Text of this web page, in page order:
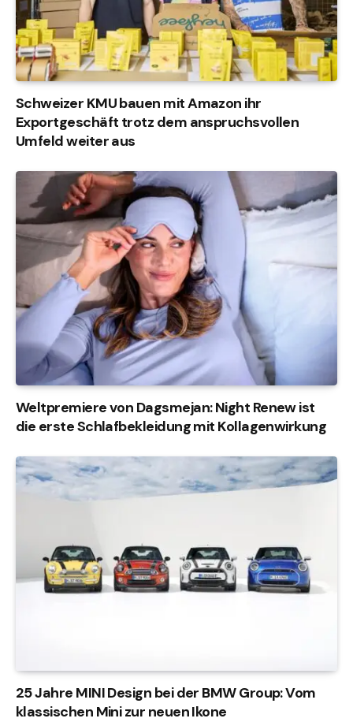
Schweizer KMU bauen mit Amazon ihr
Exportgeschäft trotz dem anspruchsvollen
Umfeld weiter aus
Weltpremiere von Dagsmejan: Night Renew ist
die erste Schlafbekleidung mit Kollagenwirkung
25 Jahre MINI Design bei der BMW Group: Vom
klassischen Mini zur neuen Ikone